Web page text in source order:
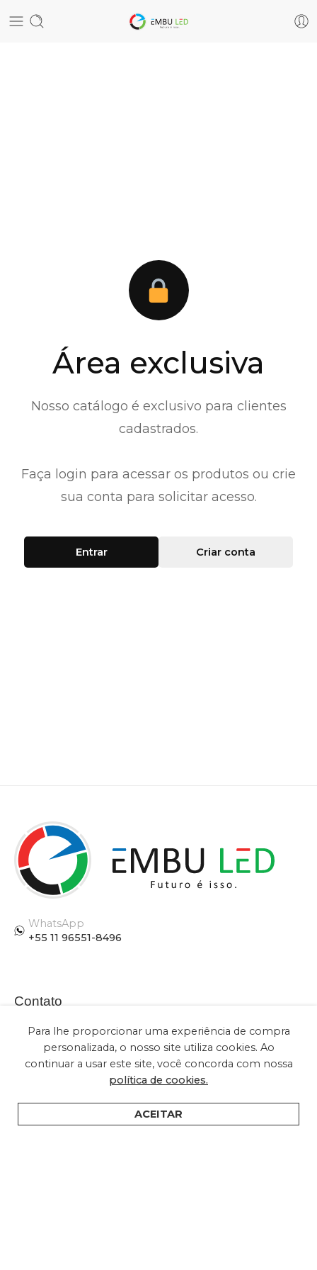
Área exclusiva
Nosso catálogo é exclusivo para clientes
cadastrados.
Faça login para acessar os produtos ou crie
sua conta para solicitar acesso.
Entrar Criar conta
WhatsApp
+55 11 96551-8496
Contato
(+55) 11 2028-2616
sac@embuled.com
contato@embuled.com
Para lhe proporcionar uma experiência de compra
personalizada, o nosso site utiliza cookies. Ao
continuar a usar este site, você concorda com nossa
política de cookies.
ACEITAR